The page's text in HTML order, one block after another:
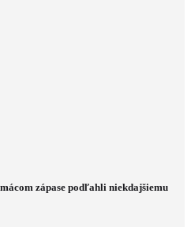
zápase podľahli niekdajšiemu